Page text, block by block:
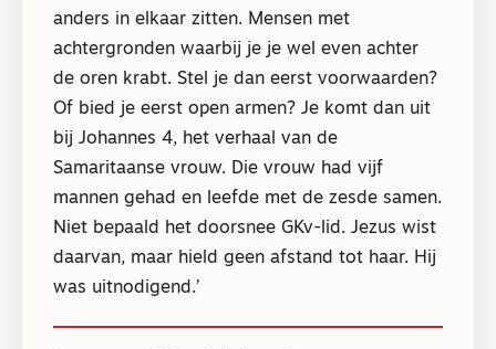
anders in elkaar zitten. Mensen met
achtergronden waarbij je je wel even achter
de oren krabt. Stel je dan eerst voorwaarden?
Of bied je eerst open armen? Je komt dan uit
bij Johannes 4, het verhaal van de
Samaritaanse vrouw. Die vrouw had vijf
mannen gehad en leefde met de zesde samen.
Niet bepaald het doorsnee GKv-lid. Jezus wist
daarvan, maar hield geen afstand tot haar. Hij
was uitnodigend.’